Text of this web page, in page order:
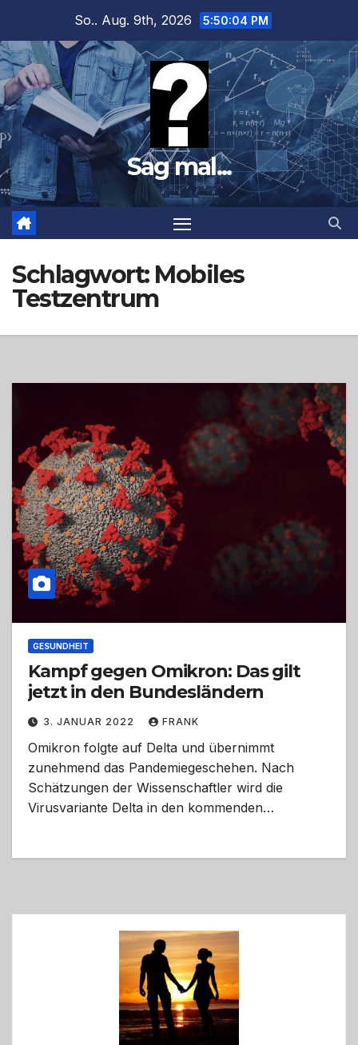
springen
So.. Aug. 9th, 2026 5:50:06 PM
Sag mal...
Schlagwort: Mobiles
Testzentrum
GESUNDHEIT
Kampf gegen Omikron: Das gilt
jetzt in den Bundesländern
3. JANUAR 2022 FRANK
Omikron folgte auf Delta und übernimmt
zunehmend das Pandemiegeschehen. Nach
Schätzungen der Wissenschaftler wird die
Virusvariante Delta in den kommenden…